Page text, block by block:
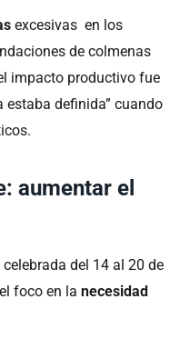
excesivas en los
de colmenas
impacto productivo fue
estaba definida” cuando
aumentar el
celebrada del 14 al 20 de
foco en la necesidad